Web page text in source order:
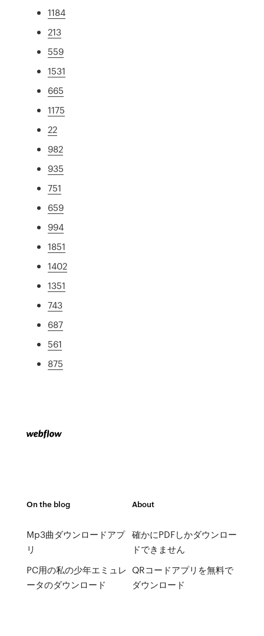
1184
213
559
1531
665
1175
22
982
935
751
659
994
1851
1402
1351
743
687
561
875
On the blog
Mp3曲ダウンロードアプ
リ
PC用の私の少年エミュレ
ータのダウンロード
About
確かにPDFしかダウンロー
ドできません
QRコードアプリを無料で
ダウンロード